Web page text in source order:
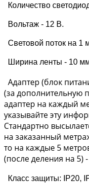
Количество
Вольтаж - 12 В.
Световой поток на 1
Ширина ленты - 10
Адаптер (блок
(за дополнительную
адаптер на каждый
указывайте эту
Стандартно
на заказанный
то на каждые 5
(после деления на 5)
Класс защиты: IP20,